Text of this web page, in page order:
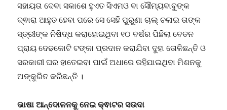
ସହାୟତା ଦେବା ସକାଶେ ହୁଏତ ସିଏମଓ ବା ସୌମ୍ୟବାବୁଙ୍କ
ଦ୍ଵାରା ଆହୁତ ହେବା ପରେ ସେ ସେହି ପୁରୁଣା ଚାଲ୍ ଚଳାଇ ତାଙ୍କ
ସ୍ତ୍ରୀଙ୍କ ନିଷିଦ୍ଧ କରାହୋଇଥିବା ୧୦ ବର୍ଷର ପିଛିଲା ବେତନ
ପ୍ରାୟ ଦେଢକୋଟି ଟଙ୍କା ପ୍ରଦାନ କରାଯିବା ଦୁହା ତୋଳିଛନ୍ତି ଓ
ସରକାରୀ ଘର ହାତେଇବା ପାଇଁ ଅଧାରେ ରହିଯାଇଥିବା ମିଶନକୁ
ଅଙ୍କୁରିତ କରିଛନ୍ତି ।
ଭାଷା ଆନ୍ଦୋଳନକୁ ନେଇ କ୍ଵାଟର ସଉଦା